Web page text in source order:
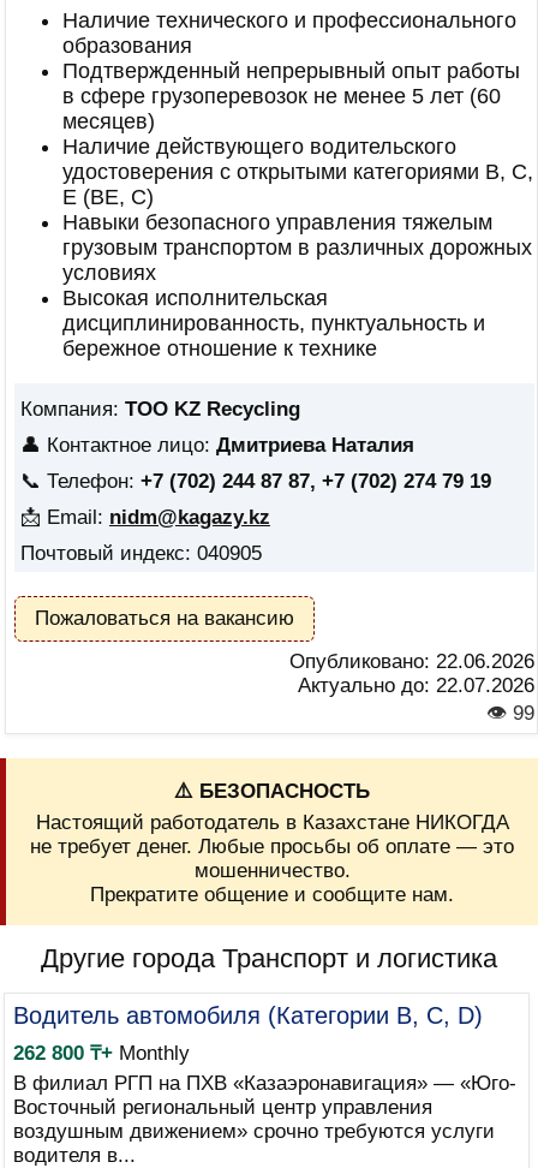
Наличие технического и профессионального
образования
Подтвержденный непрерывный опыт работы
в сфере грузоперевозок не менее 5 лет (60
месяцев)
Наличие действующего водительского
удостоверения с открытыми категориями B, C,
E (BE, C)
Навыки безопасного управления тяжелым
грузовым транспортом в различных дорожных
условиях
Высокая исполнительская
дисциплинированность, пунктуальность и
бережное отношение к технике
Компания: ТОО KZ Recycling
👤 Контактное лицо: Дмитриева Наталия
📞 Телефон: +7 (702) 244 87 87, +7 (702) 274 79 19
📩 Email: nidm@kagazy.kz
Почтовый индекс: 040905
Пожаловаться на вакансию
Опубликовано: 22.06.2026
Актуально до: 22.07.2026
👁 99
⚠️ БЕЗОПАСНОСТЬ
Настоящий работодатель в Казахстане НИКОГДА
не требует денег. Любые просьбы об оплате — это
мошенничество.
Прекратите общение и сообщите нам.
Другие города Транспорт и логистика
Водитель автомобиля (Категории B, C, D)
262 800 ₸+Monthly
В филиал РГП на ПХВ «Казаэронавигация» — «Юго-
Восточный региональный центр управления
воздушным движением» срочно требуются услуги
водителя в...